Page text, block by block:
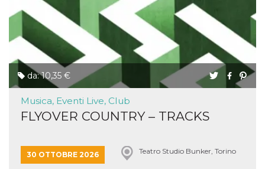
da: 10,35 €
Musica, Eventi Live, Club
FLYOVER COUNTRY – TRACKS
30 OTTOBRE 2026 Teatro Studio Bunker, Torino